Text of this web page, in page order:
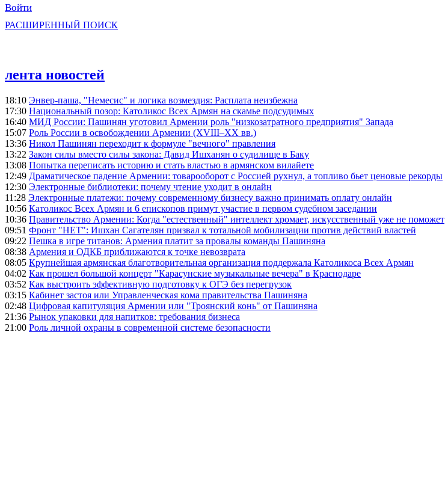
Войти
РАСШИРЕННЫЙ ПОИСК
лента новостей
18:10 Энвер-паша, "Немесис" и логика возмездия: Расплата неизбежна
17:30 Национальный позор: Католикос Всех Армян на скамье подсудимых
16:40 МИД России: Пашинян уготовил Армении роль "низкозатратного предприятия" Запада
15:07 Роль России в освобождении Армении (XVIII–XX вв.)
13:36 Никол Пашинян переходит к формуле "вечного" правления
13:22 Закон силы вместо силы закона: Давид Ишханян о судилище в Баку
13:08 Попытка переписать историю и стать властью в армянском вилайете
12:49 Драматическое падение Армении: товарооборот с Россией рухнул, а топливо бьет ценовые рекорды
12:30 Электронные библиотеки: почему чтение уходит в онлайн
11:28 Электронные платежи: почему современному бизнесу важно принимать оплату онлайн
10:56 Католикос Всех Армян и 6 епископов примут участие в первом судебном заседании
10:36 Правительство Армении: Когда "естественный" интеллект хромает, искусственный уже не поможет
09:51 Фронт "НЕТ": Ишхан Сагателян призвал к тотальной мобилизации против действий властей
09:22 Пешка в игре титанов: Армения платит за провалы команды Пашиняна
08:38 Армения и ОДКБ приближаются к точке невозврата
08:05 Крупнейшая армянская благотворительная организация поддержала Католикоса Всех Армян
04:02 Как прошел большой концерт "Карасунские музыкальные вечера" в Краснодаре
03:52 Как выстроить эффективную подготовку к ОГЭ без перегрузок
03:15 Кабинет застоя или Управленческая кома правительства Пашиняна
02:48 Цифровая капитуляция Армении или "Троянский конь" от Пашиняна
21:36 Рынок упаковки для напитков: требования бизнеса
21:00 Роль личной охраны в современной системе безопасности